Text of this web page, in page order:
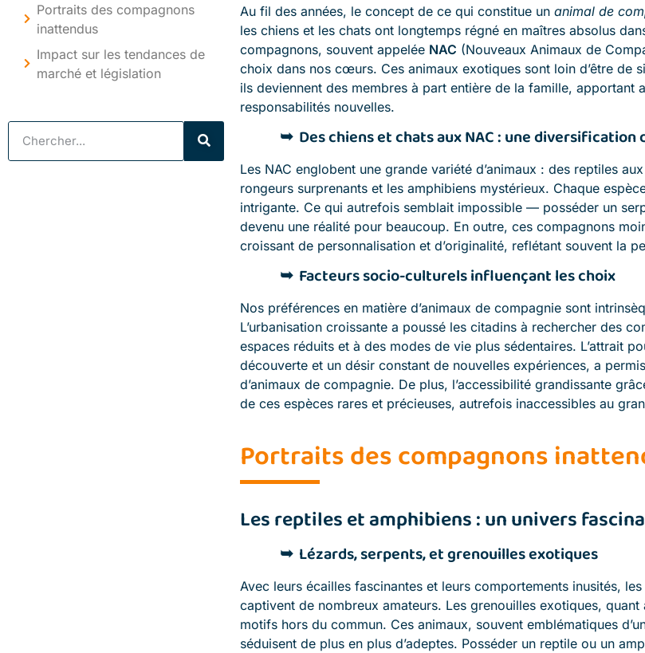
Portraits des compagnons
inattendus
Impact sur les tendances de
marché et législation
Au fil des années, le concept de ce qui constitue un animal de
les chiens et les chats ont longtemps régné en maîtres absolus
compagnons, souvent appelée NAC (Nouveaux Animaux de
choix dans nos cœurs. Ces animaux exotiques sont loin d’être de
ils deviennent des membres à part entière de la famille, apportant
responsabilités nouvelles.
Des chiens et chats aux NAC : une diversification
Les NAC englobent une grande variété d’animaux : des reptiles
rongeurs surprenants et les amphibiens mystérieux. Chaque
intrigante. Ce qui autrefois semblait impossible — posséder un
devenu une réalité pour beaucoup. En outre, ces compagnons
croissant de personnalisation et d’originalité, reflétant souvent la
Facteurs socio-culturels influençant les choix
Nos préférences en matière d’animaux de compagnie sont
L’urbanisation croissante a poussé les citadins à rechercher des
espaces réduits et à des modes de vie plus sédentaires. L’attrait
découverte et un désir constant de nouvelles expériences, a
d’animaux de compagnie. De plus, l’accessibilité grandissante
de ces espèces rares et précieuses, autrefois inaccessibles au
Portraits des compagnons
Les reptiles et amphibiens : un univers
Lézards, serpents, et grenouilles exotiques
Avec leurs écailles fascinantes et leurs comportements inusités,
captivent de nombreux amateurs. Les grenouilles exotiques,
motifs hors du commun. Ces animaux, souvent emblématiques
séduisent de plus en plus d’adeptes. Posséder un reptile ou un